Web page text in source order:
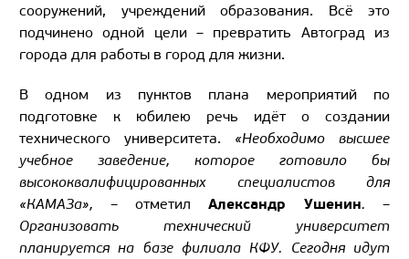
сооружений, учреждений образования. Всё это
подчинено одной цели – превратить Автоград из
города для работы в город для жизни.
В одном из пунктов плана мероприятий по
подготовке к юбилею речь идёт о создании
технического университета. «Необходимо высшее
учебное заведение, которое готовило бы
высококвалифицированных специалистов для
«КАМАЗа», – отметил Александр Ушенин. –
Организовать технический университет
планируется на базе филиала КФУ. Сегодня идут